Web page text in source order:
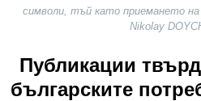
символи, тъй като приемането
Nikolay
Публикации
българските